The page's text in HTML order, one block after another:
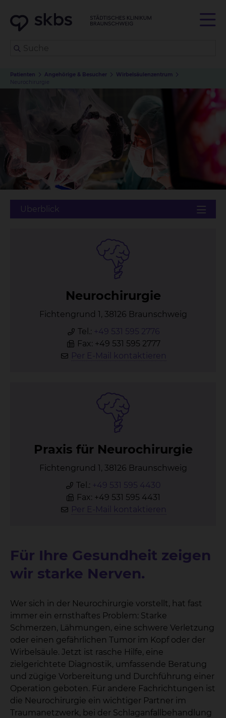
Patienten Angehörige & Besucher
Wirbelsäulenzentrum
Neurochirurgie
Neu­ro­chir­ur­gie
Fichtengrund 1, 38126 Braunschweig
Tel.: +49 531 595 2776
Fax: +49 531 595 2777
Per E-Mail kontaktieren
Pra­xis für Neu­ro­chir­ur­gie
Fichtengrund 1, 38126 Braunschweig
Tel.: +49 531 595 4430
Fax: +49 531 595 4431
Per E-Mail kontaktieren
Für Ihre Gesundheit zeigen
wir starke Nerven.
Wer sich in der Neurochirurgie vorstellt, hat fast
immer ein ernsthaftes Problem: Starke
Schmerzen, Lähmungen, eine schwere Verletzung
oder einen gefährlichen Tumor im Kopf oder der
Wirbelsäule. Jetzt ist rasche Hilfe, eine
zielgerichtete Diagnostik, umfassende Beratung
und zügige Vorbereitung und Durchführung einer
Operation geboten. Für andere Fachrichtungen ist
die Neurochirurgie ein wichtiger Partner im
Traumanetzwerk, bei der Schlaganfallbehandlung